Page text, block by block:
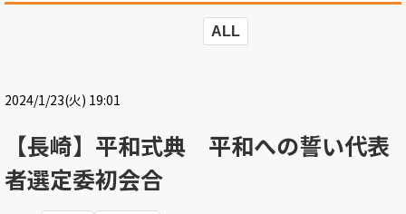
ALL
2024/1/23(火) 19:01
【長崎】平和式典 平和への誓い代表
者選定委初会合